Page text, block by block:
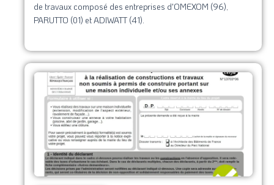
de travaux composé des entreprises d'OMEXOM (96),
PARUTTO (01) et ADIWATT (41).